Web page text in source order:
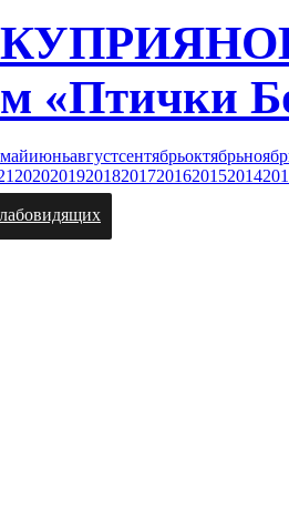
«Птички
майиюньавгустсентябрьоктябрь
2020201920182017201620152014